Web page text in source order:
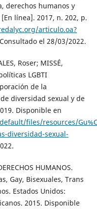
derechos humanos y
línea]. 2017, n. 202, p.
articulo.oa?
el 28/03/2022.
Roser; MISSÉ,
LGBTI
de la
diversidad sexual y de
Disponible en
files/resources/
diversidad-sexual-
HUMANOS.
Gay, Bisexuales, Trans
Estados Unidos:
2015. Disponible